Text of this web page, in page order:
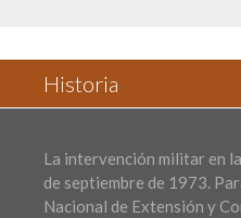
Historia
La intervención militar en
de septiembre de 1973.
Nacional de Extensión y